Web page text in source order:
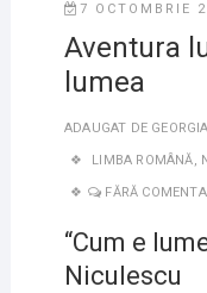
7 OCTOMBRIE
Aventura
lumea
ADAUGAT DE
LIMBA ROMÂNĂ,
FĂRĂ
“Cum e
Niculescu